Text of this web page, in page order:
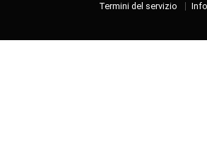
Termini del servizio